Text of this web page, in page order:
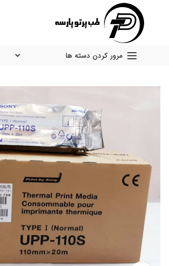
مرور کردن دسته ها